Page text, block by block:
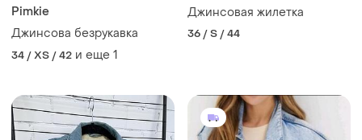
Pimkie
Джинсова безрукавка
34 / XS / 42 и еще 1
Джинсовая жилетка
36 / S / 44